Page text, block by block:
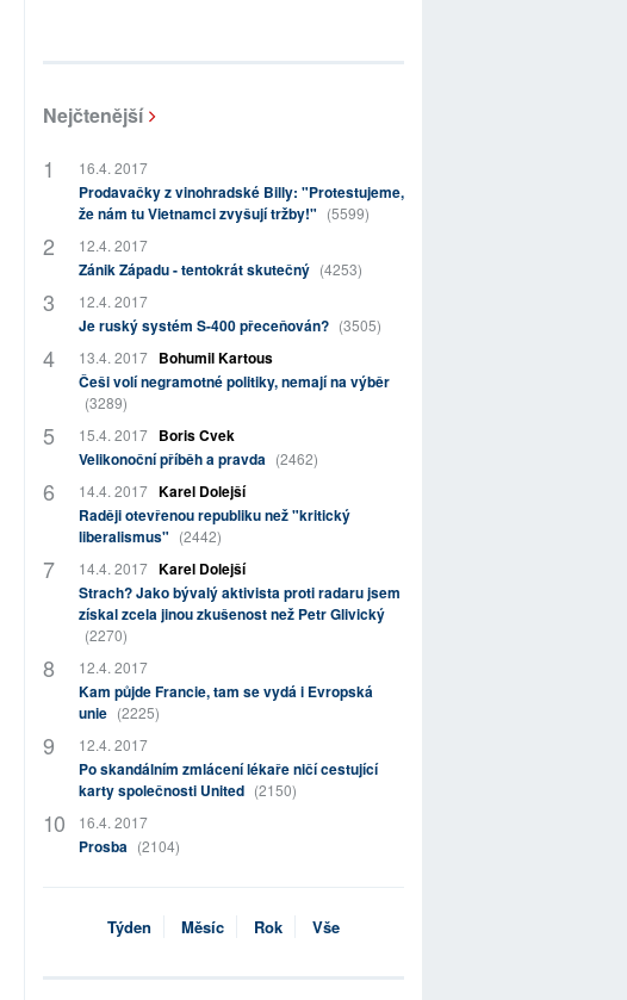
Nejčtenější
16.4. 2017
Prodavačky z vinohradské Billy: "Protestujeme,
že nám tu Vietnamci zvyšují tržby!" (5599)
12.4. 2017
Zánik Západu - tentokrát skutečný (4253)
12.4. 2017
Je ruský systém S-400 přeceňován? (3505)
13.4. 2017
Bohumil Kartous
Češi volí negramotné politiky, nemají na výběr
(3289)
15.4. 2017
Boris Cvek
Velikonoční příběh a pravda (2462)
14.4. 2017 Karel Dolejší
Raději otevřenou republiku než "kritický
liberalismus" (2442)
14.4. 2017 Karel Dolejší
Strach? Jako bývalý aktivista proti radaru jsem
získal zcela jinou zkušenost než Petr Glivický
(2270)
12.4. 2017
Kam půjde Francie, tam se vydá i Evropská
unie (2225)
12.4. 2017
Po skandálním zmlácení lékaře ničí cestující
karty společnosti United (2150)
16.4. 2017
Prosba (2104)
Týden Měsíc Rok Vše